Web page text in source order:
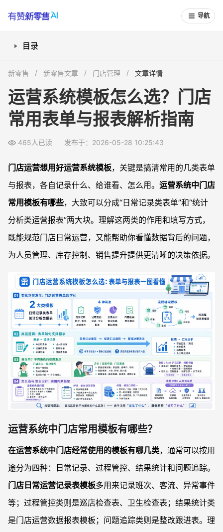
导航
目录
日常运营报表怎么设计和填写？
门店运营报表怎么分析和解读？
门店日常运营需要哪些表单和报表？
日常运营表单与报表有什么区别？
新零售 新零售文章 门店管理 文章详情
运营系统模板怎么选？门店
常用表单与报表解析指南
465人已读 发布于：2026-05-28 10:25:43
门店运营想用好运营系统模板，关键是搞清常用的几类表单
与报表，各自记录什么、给谁看、怎么用。 运营系统中门店
常用模板有哪些，大致可以分成“日常记录类表单”和“统计
分析类运营报表”两大块。理解这两类的作用和填写方式，
既能规范门店日常运营，又能帮助你看懂数据背后的问题，
为人员管理、库存控制、销售提升提供更清晰的决策依据。
运营系统中门店常用模板有哪些？
在运营系统中门店经常使用的模板有哪几类，通常可以按用
途分为四种：日常记录、过程管控、结果统计和问题追踪。
门店日常运营记录表模板多用来记录班次、客流、异常事件
等；过程管控类则是巡店检查表、卫生检查表；结果统计类
是门店运营数据报表模板；问题追踪类则是整改跟进表。理